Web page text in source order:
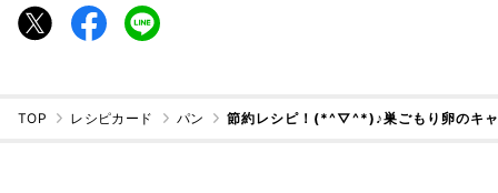
TOP レシピカード パン 節約レシピ！(*^▽^*)♪巣ごもり卵のキ